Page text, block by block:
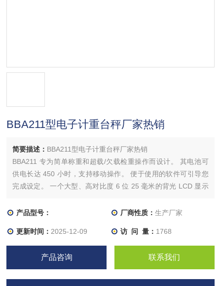
BBA211型电子计重台秤厂家热销
简要描述： BBA211型电子计重台秤厂家热销
BBA211 专为简单称重和超载/欠载检重操作而设计。 其电池可
供电长达 450 小时，支持移动操作。 便于使用的软件可引导您
完成设定。 一个大型、高对比度 6 位 25 毫米的背光 LCD 显示
用中显示出易于验证的状态。 耐用的秤台由涂漆钢管结构建造，
产品型号： 厂商性质： 生产厂家
更新时间： 2025-12-09 访 问 量： 1768
产品咨询 联系我们